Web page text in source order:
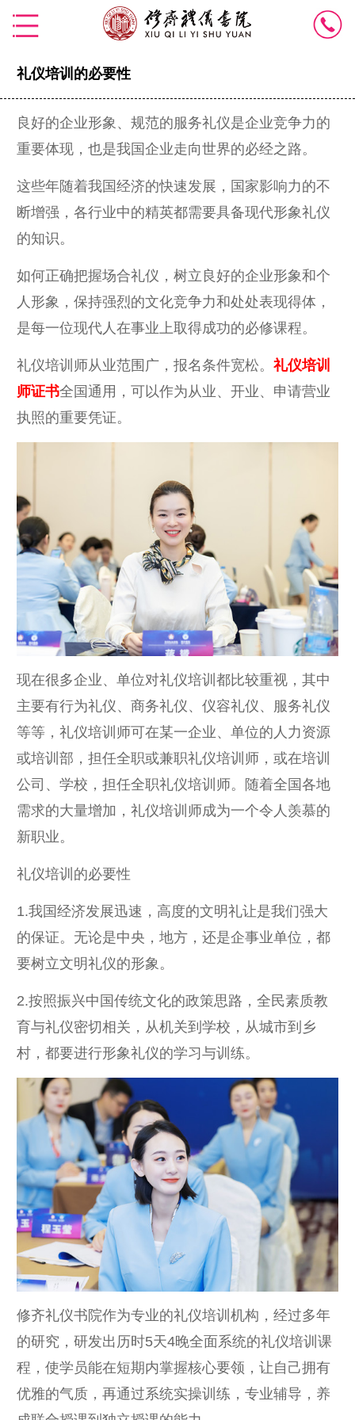
礼仪培训的必要性
良好的企业形象、规范的服务礼仪是企业竞争力的
重要体现，也是我国企业走向世界的必经之路。
这些年随着我国经济的快速发展，国家影响力的不
断增强，各行业中的精英都需要具备现代形象礼仪
的知识。
如何正确把握场合礼仪，树立良好的企业形象和个
人形象，保持强烈的文化竞争力和处处表现得体，
是每一位现代人在事业上取得成功的必修课程。
礼仪培训师从业范围广，报名条件宽松。 礼仪培训
师证书全国通用，可以作为从业、开业、申请营业
执照的重要凭证。
现在很多企业、单位对礼仪培训都比较重视，其中
主要有行为礼仪、商务礼仪、仪容礼仪、服务礼仪
等等，礼仪培训师可在某一企业、单位的人力资源
或培训部，担任全职或兼职礼仪培训师，或在培训
公司、学校，担任全职礼仪培训师。随着全国各地
需求的大量增加，礼仪培训师成为一个令人羡慕的
新职业。
礼仪培训的必要性
1.我国经济发展迅速，高度的文明礼让是我们强大
的保证。无论是中央，地方，还是企事业单位，都
要树立文明礼仪的形象。
2.按照振兴中国传统文化的政策思路，全民素质教
育与礼仪密切相关，从机关到学校，从城市到乡
村，都要进行形象礼仪的学习与训练。
修齐礼仪书院作为专业的礼仪培训机构，经过多年
的研究，研发出历时5天4晚全面系统的礼仪培训课
程，使学员能在短期内掌握核心要领，让自己拥有
优雅的气质，再通过系统实操训练，专业辅导，养